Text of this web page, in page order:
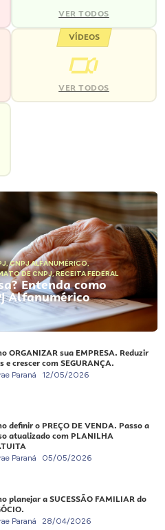
VER TODOS
VÍDEOS
VER TODOS
,CNPJ ALFANUMÉRICO,
DE CNPJ,RECEITA FEDERAL
Entenda como
Alfanumérico
ORGANIZAR sua EMPRESA. Reduzir
e crescer com SEGURANÇA.
Paraná 12/05/2026
definir o PREÇO DE VENDA. Passo a
atualizado com PLANILHA
Paraná 05/05/2026
planejar a SUCESSÃO FAMILIAR do
Paraná 28/04/2026